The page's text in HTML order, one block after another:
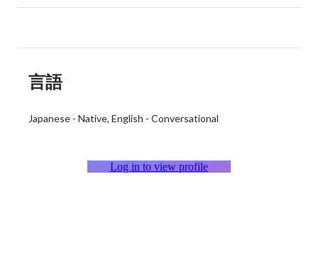
言語
Japanese - Native English - Conversational
Log in to view profile